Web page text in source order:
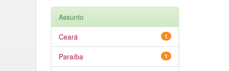
Assunto
1
Ceará
1
Paraíba